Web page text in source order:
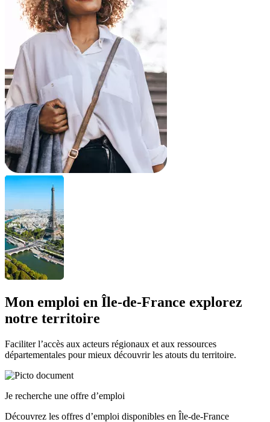
Mon emploi en Île‑de‑France explorez
notre territoire
Faciliter l’accès aux acteurs régionaux et aux ressources
départementales pour mieux découvrir les atouts du territoire.
Je recherche une offre d’emploi
Découvrez les offres d’emploi disponibles en Île-de-France